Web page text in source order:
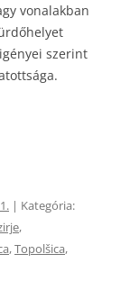
vonalakban
szerint
| Kategória:
,
,Topolšica,